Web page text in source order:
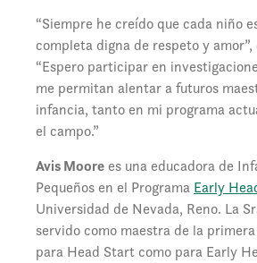
“Siempre he creído que cada niño
completa digna de respeto y amor”,
“Espero participar en
me permitan alentar a futuros
infancia, tanto en mi programa
el campo.”
Avis Moorees una educadora de
Pequeños en el Programa Early
Universidad de Nevada, Reno. La
servido como maestra de la
para Head Start como para Early